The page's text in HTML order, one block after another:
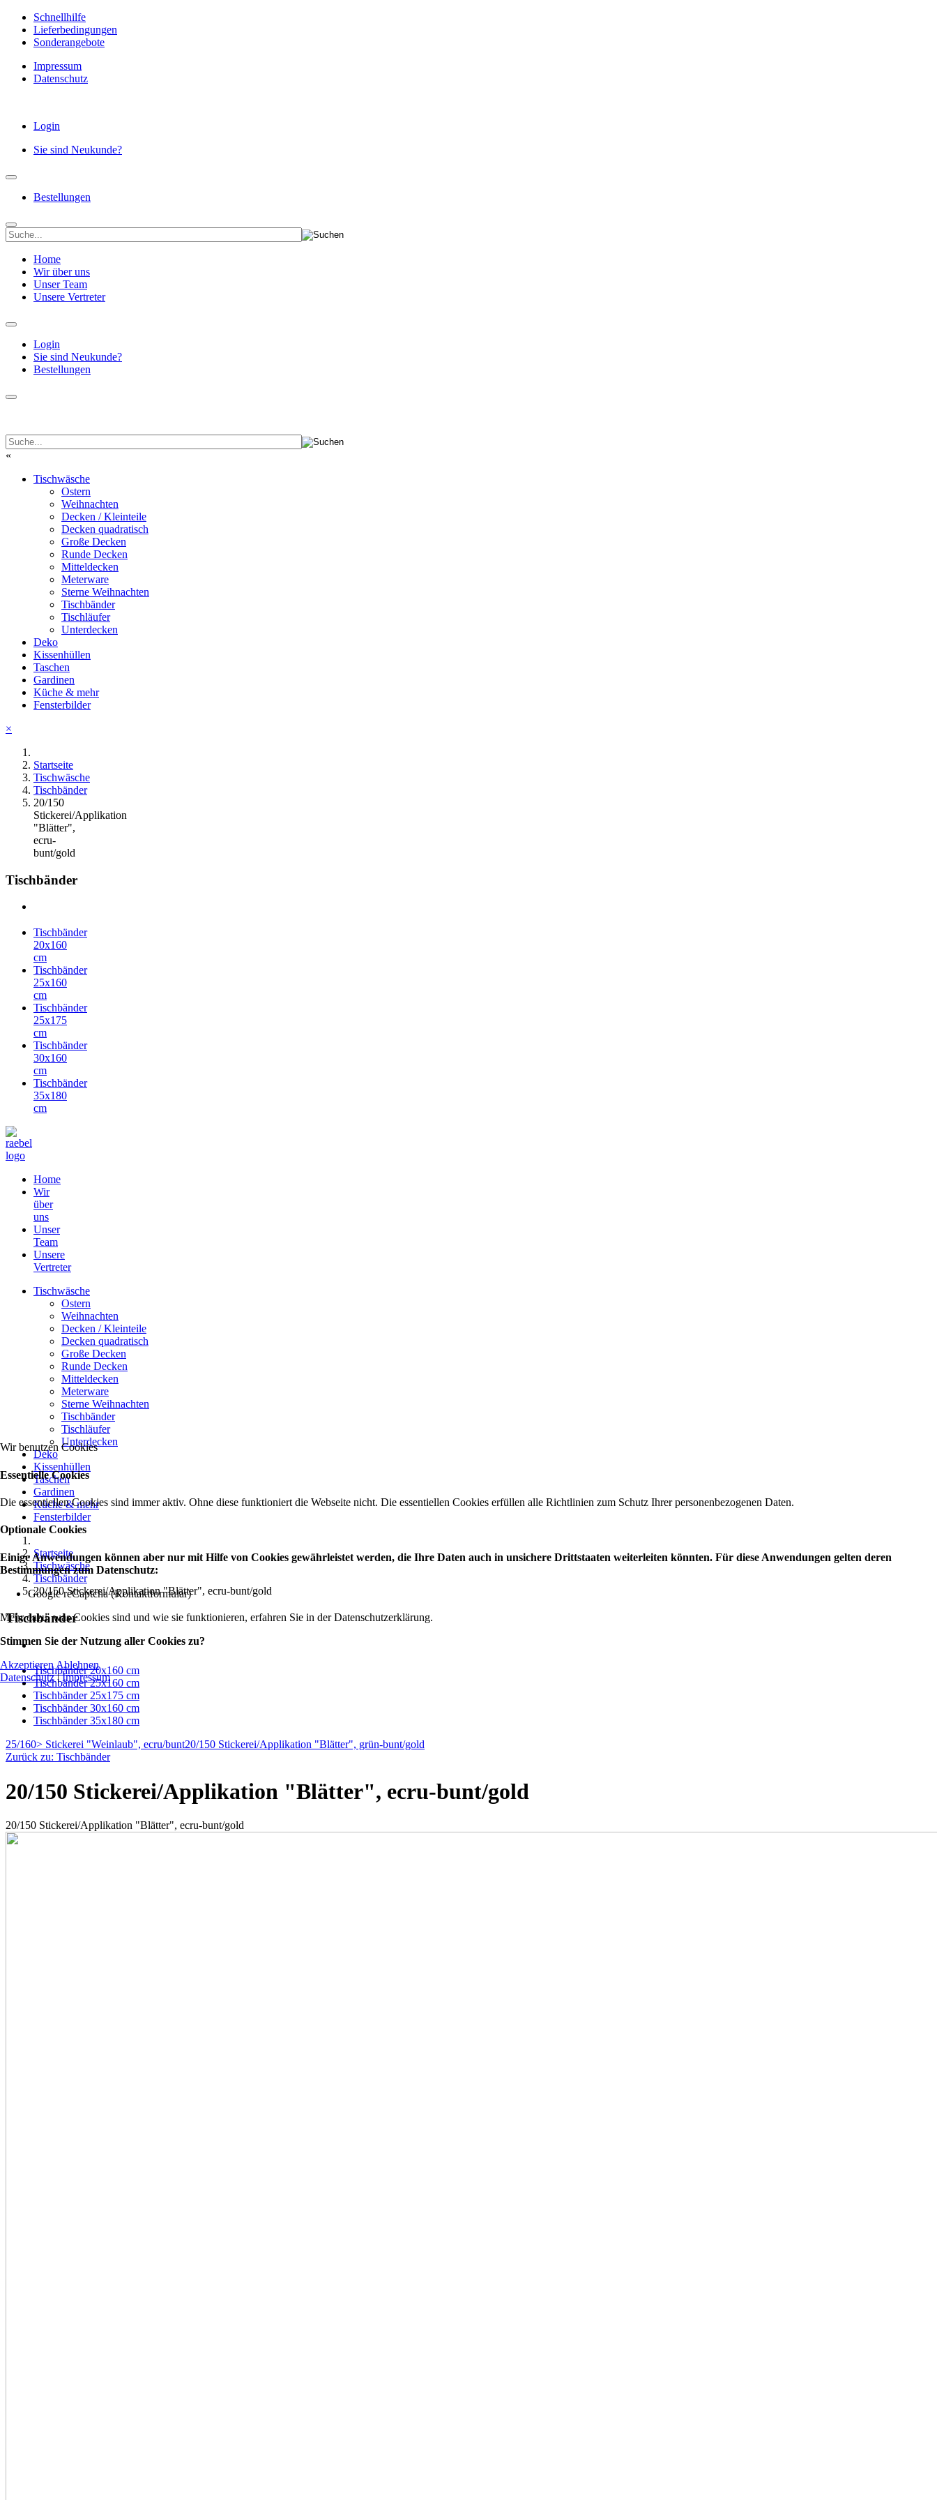
Schnellhilfe
Lieferbedingungen
Sonderangebote
Impressum
Datenschutz
Login
Sie sind Neukunde?
Bestellungen
Home
Wir über uns
Unser Team
Unsere Vertreter
Login
Sie sind Neukunde?
Bestellungen
«
Tischwäsche
Ostern
Weihnachten
Decken / Kleinteile
Decken quadratisch
Große Decken
Runde Decken
Mitteldecken
Meterware
Sterne Weihnachten
Tischbänder
Tischläufer
Unterdecken
Deko
Kissenhüllen
Taschen
Gardinen
Küche & mehr
Fensterbilder
×
Startseite
Tischwäsche
Tischbänder
20/150
Stickerei/Applikation
"Blätter",
ecru-
bunt/gold
Tischbänder
Tischbänder
20x160
cm
Tischbänder
25x160
cm
Tischbänder
25x175
cm
Tischbänder
30x160
cm
Tischbänder
35x180
cm
Home
Wir
über
uns
Unser
Team
Unsere
Vertreter
Tischwäsche
Ostern
Weihnachten
Decken / Kleinteile
Decken quadratisch
Große Decken
Runde Decken
Mitteldecken
Meterware
Sterne Weihnachten
Tischbänder
Tischläufer
Unterdecken
Deko
Kissenhüllen
Taschen
Gardinen
Küche & mehr
Fensterbilder
Startseite
Tischwäsche
Tischbänder
20/150 Stickerei/Applikation "Blätter", ecru-bunt/gold
Tischbänder
Tischbänder 20x160 cm
Tischbänder 25x160 cm
Tischbänder 25x175 cm
Tischbänder 30x160 cm
Tischbänder 35x180 cm
25/160> Stickerei "Weinlaub", ecru/bunt20/150 Stickerei/Applikation "Blätter", grün-bunt/gold
Zurück zu: Tischbänder
20/150 Stickerei/Applikation "Blätter", ecru-bunt/gold
20/150 Stickerei/Applikation "Blätter", ecru-bunt/gold
Wir benutzen Cookies
Essentielle Cookies
Die essentiellen Cookies sind immer aktiv. Ohne diese funktioniert die Webseite nicht. Die essentiellen Cookies erfüllen alle Richtlinien zum Schutz Ihrer personenbezogenen Daten.
Optionale Cookies
Einige Anwendungen können aber nur mit Hilfe von Cookies gewährleistet werden, die Ihre Daten auch in unsichere Drittstaaten weiterleiten könnten. Für diese Anwendungen gelten deren
Bestimmungen zum Datenschutz:
Google reCaptcha (Kontaktformular)
Mehr dazu, was Cookies sind und wie sie funktionieren, erfahren Sie in der Datenschutzerklärung.
Stimmen Sie der Nutzung aller Cookies zu?
Akzeptieren Ablehnen
Datenschutz|Impressum